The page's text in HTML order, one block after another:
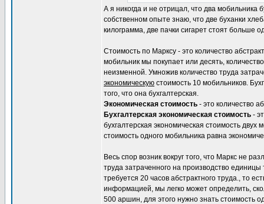
А я никогда и не отрицал, что два мобильника
собственном опыте знаю, что две буханки
килограмма, две пачки сигарет стоят больше
Стоимость по Марксу - это количество
мобильник мы покупает или десять,
неизменной. Умножив количество труда
экономическую стоимость 10 мобильников.
того, что она бухгалтерская.
Экономическая стоимость - это количество
Бухгалтерская экономическая стоимость -
бухгалтерская экономическая стоимость
стоимость одного мобильника равна
Весь спор возник вокруг того, что Маркс не
труда затраченного на производство
требуется 20 часов абстрактного труда., то
информацией, мы легко может определить,
500 аршин, для этого нужно знать стоимость